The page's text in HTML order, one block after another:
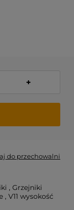
+
do przechowalni
, Grzejniki
, V11 wysokość